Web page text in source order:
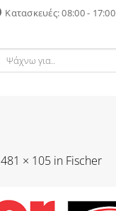
Κατασκευές: 08:00 - 17:00
Ψάχνω
481 × 105 in Fischer